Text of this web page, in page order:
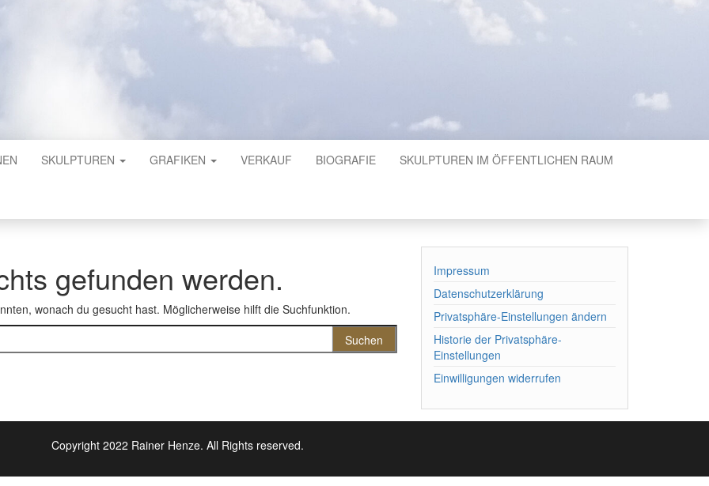
SKULPTUREN GRAFIKEN VERKAUF BIOGRAFIE SKULPTUREN IM ÖFFENTLICHEN RAUM
gefunden werden.
wonach du gesucht hast. Möglicherweise hilft die Suchfunktion.
Impressum
Datenschutzerklärung
Privatsphäre-Einstellungen ändern
Historie der Privatsphäre-
Einstellungen
Einwilligungen widerrufen
Copyright 2022 Rainer Henze. All Rights reserved.